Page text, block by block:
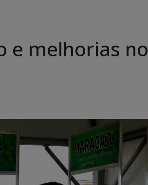
e melhorias no